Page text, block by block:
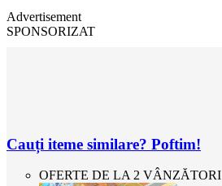
Advertisement
SPONSORIZAT
Cauți iteme similare? Poftim!
OFERTE DE LA 2 VÂNZĂTORI